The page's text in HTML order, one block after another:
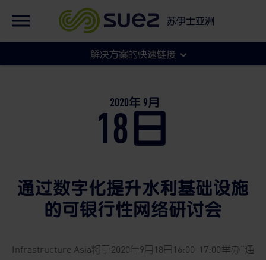
苏伊士亚洲
集团官网
解决方案的快速链接
2020年 9月
18日
通过数字化提升水利基础设施
的可银行性网络研讨会
Infrastructure Asia将于2020年9月18日16:00-17:00举办“通